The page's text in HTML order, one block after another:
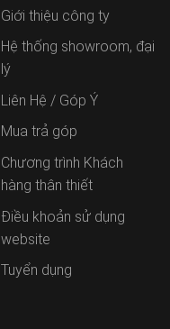
Giới thiệu công ty
Hệ thống showroom, đại
lý
Liên Hệ / Góp Ý
Mua trả góp
Chương trình Khách
hàng thân thiết
Điều khoản sử dụng
website
Tuyển dụng